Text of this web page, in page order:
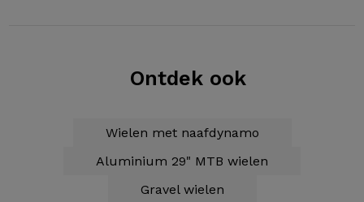
Ontdek ook
Wielen met naafdynamo
Aluminium 29" MTB wielen
Gravel wielen